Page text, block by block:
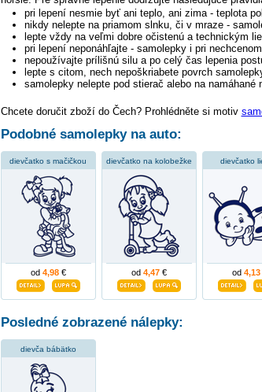
pri lepení nesmie byť ani teplo, ani zima - teplota
nikdy nelepte na priamom slnku, či v mraze -
lepte vždy na veľmi dobre očistenú a technickým
pri lepení neponáhľajte - samolepky i pri
nepoužívajte prílišnú silu a po celý čas lepenia
lepte s citom, nech nepoškriabete povrch
samolepky nelepte pod stierač alebo na namáhané
Chcete doručit zboží do Čech? Prohlédněte si motiv
Podobné samolepky na auto:
dievčatko s mačičkou
od 4,98€
dievčatko na kolobežke
od 4,47€
dievčatko
od 4,13
Posledné zobrazené nálepky:
dievča bábätko